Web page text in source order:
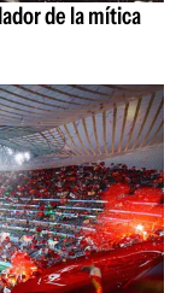
de la mítica